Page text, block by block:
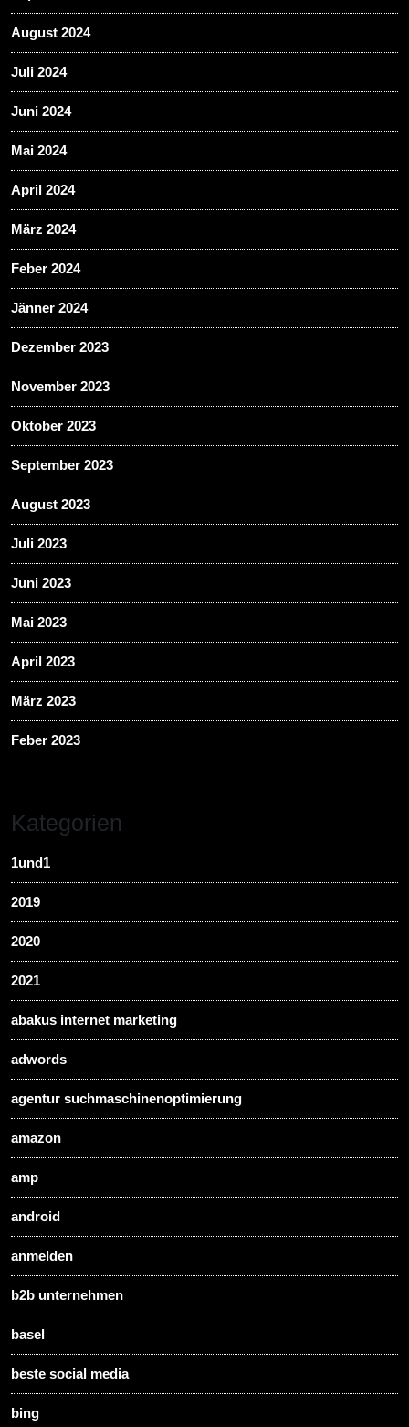
August 2024
Juli 2024
Juni 2024
Mai 2024
April 2024
März 2024
Feber 2024
Jänner 2024
Dezember 2023
November 2023
Oktober 2023
September 2023
August 2023
Juli 2023
Juni 2023
Mai 2023
April 2023
März 2023
Feber 2023
Kategorien
1und1
2019
2020
2021
abakus internet marketing
adwords
agentur suchmaschinenoptimierung
amazon
amp
android
anmelden
b2b unternehmen
basel
beste social media
bing